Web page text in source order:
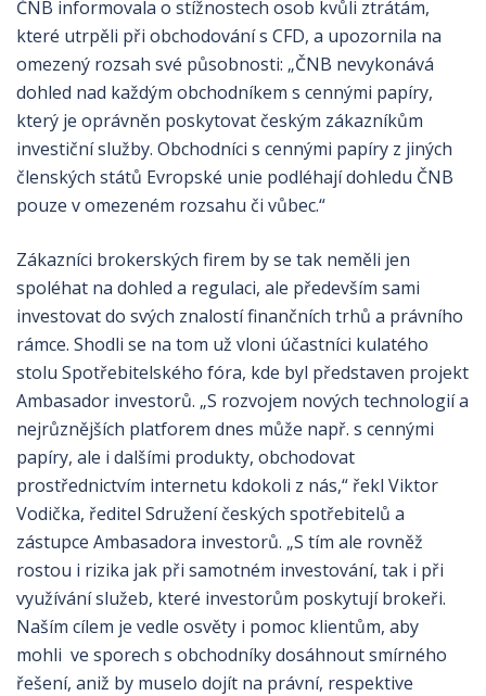
ČNB informovala o stížnostech osob kvůli ztrátám,
které utrpěli při obchodování s CFD, a upozornila na
omezený rozsah své působnosti: „ČNB nevykonává
dohled nad každým obchodníkem s cennými papíry,
který je oprávněn poskytovat českým zákazníkům
investiční služby. Obchodníci s cennými papíry z jiných
členských států Evropské unie podléhají dohledu ČNB
pouze v omezeném rozsahu či vůbec.“
Zákazníci brokerských firem by se tak neměli jen
spoléhat na dohled a regulaci, ale především sami
investovat do svých znalostí finančních trhů a právního
rámce. Shodli se na tom už vloni účastníci kulatého
stolu Spotřebitelského fóra, kde byl představen projekt
Ambasador investorů. „S rozvojem nových technologií a
nejrůznějších platforem dnes může např. s cennými
papíry, ale i dalšími produkty, obchodovat
prostřednictvím internetu kdokoli z nás,“ řekl Viktor
Vodička, ředitel Sdružení českých spotřebitelů a
zástupce Ambasadora investorů. „S tím ale rovněž
rostou i rizika jak při samotném investování, tak i při
využívání služeb, které investorům poskytují brokeři.
Naším cílem je vedle osvěty i pomoc klientům, aby
mohli ve sporech s obchodníky dosáhnout smírného
řešení, aniž by muselo dojít na právní, respektive